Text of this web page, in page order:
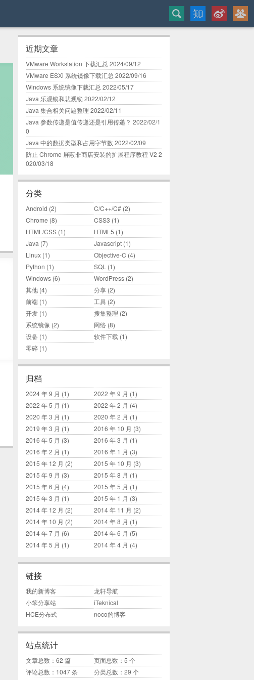
近期文章
VMware Workstation 下载汇总 2024/09/12
VMware ESXi 系统镜像下载汇总 2022/09/16
Windows 系统镜像下载汇总 2022/05/17
Java 乐观锁和悲观锁 2022/02/12
Java 集合相关问题整理 2022/02/11
Java 参数传递是值传递还是引用传递？ 2022/02/1
0
Java 中的数据类型和占用字节数 2022/02/09
防止 Chrome 屏蔽非商店安装的扩展程序教程 V2 2
020/03/18
分类
Android (2) C/C++/C# (2)
Chrome (8) CSS3 (1)
HTML/CSS (1) HTML5 (1)
Java (7) Javascript (1)
Linux (1) Objective-C (4)
Python (1) SQL (1)
Windows (6) WordPress (2)
其他 (4) 分享 (2)
前端 (1) 工具 (2)
开发 (1) 搜集整理 (2)
系统镜像 (2) 网络 (8)
设备 (1) 软件下载 (1)
零碎 (1)
归档
2024 年 9 月 (1) 2022 年 9 月 (1)
2022 年 5 月 (1) 2022 年 2 月 (4)
2020 年 3 月 (1) 2020 年 2 月 (1)
2019 年 3 月 (1) 2016 年 10 月 (3)
2016 年 5 月 (3) 2016 年 3 月 (1)
2016 年 2 月 (1) 2016 年 1 月 (3)
2015 年 12 月 (2) 2015 年 10 月 (3)
2015 年 9 月 (3) 2015 年 8 月 (1)
2015 年 6 月 (4) 2015 年 5 月 (1)
2015 年 3 月 (1) 2015 年 1 月 (3)
2014 年 12 月 (2) 2014 年 11 月 (2)
2014 年 10 月 (2) 2014 年 8 月 (1)
2014 年 7 月 (6) 2014 年 6 月 (5)
2014 年 5 月 (1) 2014 年 4 月 (4)
链接
我的新博客
龙轩导航
小笨分享站
iTeknical
HCE分布式
noco的博客
站点统计
文章总数：62 篇
页面总数：5 个
评论总数：1047 条
分类总数：29 个